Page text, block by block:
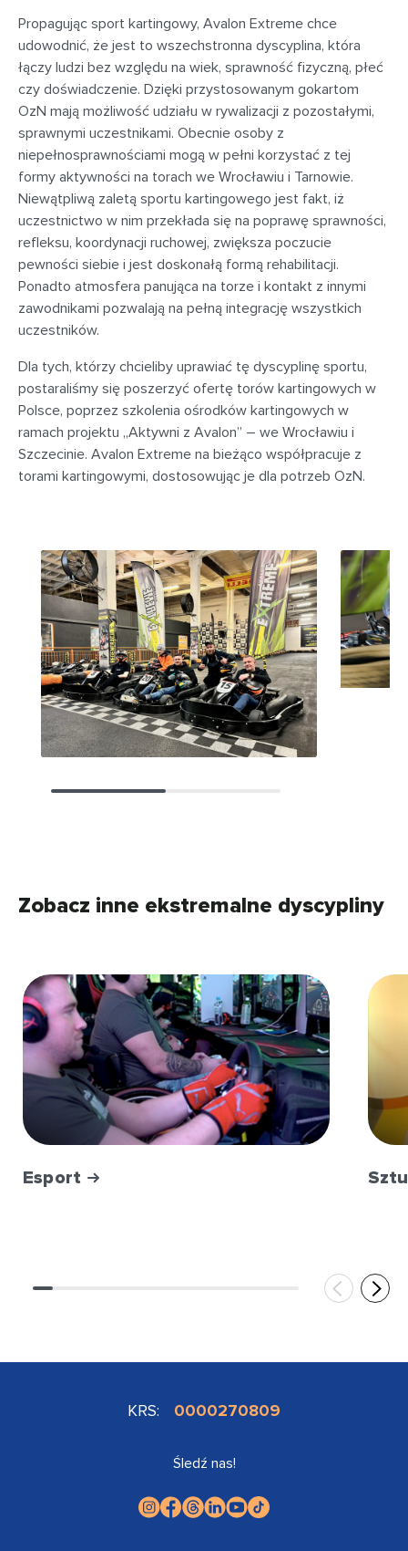
Propagując sport kartingowy, Avalon Extreme chce
udowodnić, że jest to wszechstronna dyscyplina, która
łączy ludzi bez względu na wiek, sprawność fizyczną, płeć
czy doświadczenie. Dzięki przystosowanym gokartom
OzN mają możliwość udziału w rywalizacji z pozostałymi,
sprawnymi uczestnikami. Obecnie osoby z
niepełnosprawnościami mogą w pełni korzystać z tej
formy aktywności na torach we Wrocławiu i Tarnowie.
Niewątpliwą zaletą sportu kartingowego jest fakt, iż
uczestnictwo w nim przekłada się na poprawę sprawności,
refleksu, koordynacji ruchowej, zwiększa poczucie
pewności siebie i jest doskonałą formą rehabilitacji.
Ponadto atmosfera panująca na torze i kontakt z innymi
zawodnikami pozwalają na pełną integrację wszystkich
uczestników.
Dla tych, którzy chcieliby uprawiać tę dyscyplinę sportu,
postaraliśmy się poszerzyć ofertę torów kartingowych w
Polsce, poprzez szkolenia ośrodków kartingowych w
ramach projektu „Aktywni z Avalon” – we Wrocławiu i
Szczecinie. Avalon Extreme na bieżąco współpracuje z
torami kartingowymi, dostosowując je dla potrzeb OzN.
Zobacz inne ekstremalne dyscypliny
Esport
KRS: 0000270809
Śledź nas!